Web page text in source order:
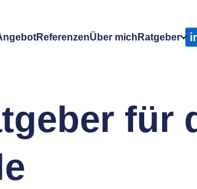
ReferenzenÜber mich Ratgeber
für